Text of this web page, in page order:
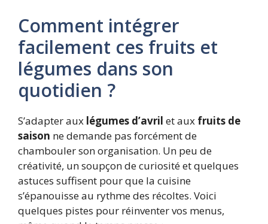
Comment intégrer
facilement ces fruits et
légumes dans son
quotidien ?
S’adapter aux légumes d’avril et aux fruits de
saison ne demande pas forcément de
chambouler son organisation. Un peu de
créativité, un soupçon de curiosité et quelques
astuces suffisent pour que la cuisine
s’épanouisse au rythme des récoltes. Voici
quelques pistes pour réinventer vos menus,